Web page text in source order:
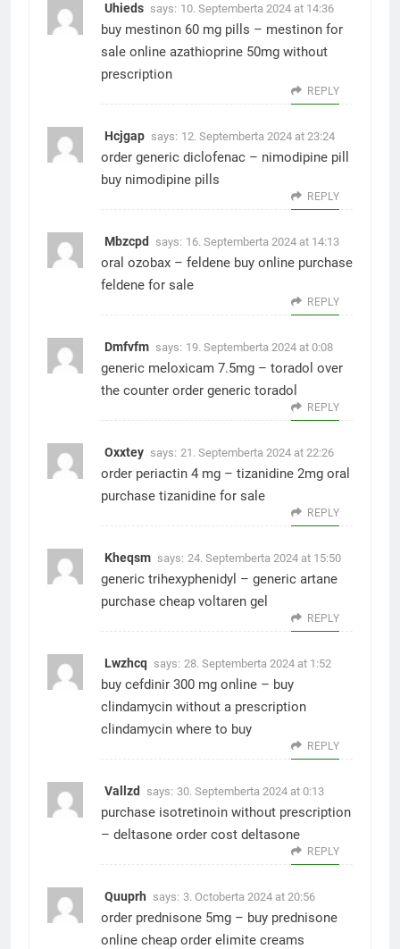
Uhieds says: 10. Septemberta 2024 at 14:36
buy mestinon 60 mg pills – mestinon for
sale online azathioprine 50mg without
prescription
REPLY
Hcjgap says: 12. Septemberta 2024 at 23:24
order generic diclofenac – nimodipine pill
buy nimodipine pills
REPLY
Mbzcpd says: 16. Septemberta 2024 at 14:13
oral ozobax – feldene buy online purchase
feldene for sale
REPLY
Dmfvfm says: 19. Septemberta 2024 at 0:08
generic meloxicam 7.5mg – toradol over
the counter order generic toradol
REPLY
Oxxtey says: 21. Septemberta 2024 at 22:26
order periactin 4 mg – tizanidine 2mg oral
purchase tizanidine for sale
REPLY
Kheqsm says: 24. Septemberta 2024 at 15:50
generic trihexyphenidyl – generic artane
purchase cheap voltaren gel
REPLY
Lwzhcq says: 28. Septemberta 2024 at 1:52
buy cefdinir 300 mg online – buy
clindamycin without a prescription
clindamycin where to buy
REPLY
Vallzd says: 30. Septemberta 2024 at 0:13
purchase isotretinoin without prescription
– deltasone order cost deltasone
REPLY
Quuprh says: 3. Octoberta 2024 at 20:56
order prednisone 5mg – buy prednisone
online cheap order elimite creams